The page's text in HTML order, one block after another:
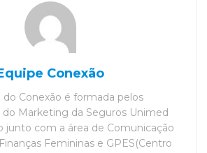
Conexão
do Conexão é formada pelos
do Marketing da Seguros Unimed
junto com a área de Comunicação
Femininas e GPES(Centro